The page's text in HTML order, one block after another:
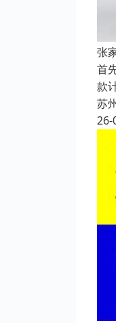
张
首
款
苏
26-